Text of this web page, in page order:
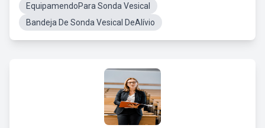
EquipamendoPara Sonda Vesical
Bandeja De Sonda Vesical DeAlívio